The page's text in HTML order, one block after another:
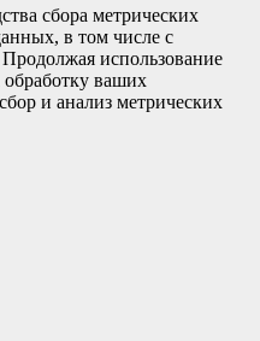
сбора метрических
в том числе с
использование
обработку ваших
и анализ метрических